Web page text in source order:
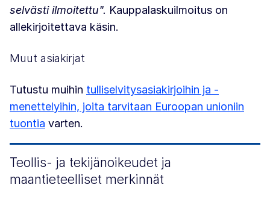
selvästi ilmoitettu". Kauppalaskuilmoitus on
allekirjoitettava käsin.
Muut asiakirjat
Tutustu muihin tulliselvitysasiakirjoihin ja -
menettelyihin, joita tarvitaan Euroopan unioniin
tuontia varten.
Teollis- ja tekijänoikeudet ja
maantieteelliset merkinnät